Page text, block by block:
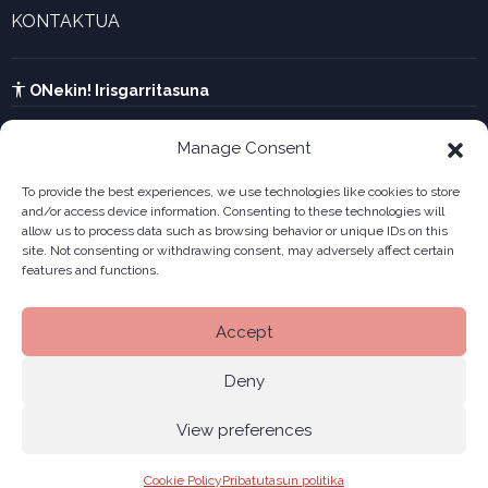
Manage Consent
To provide the best experiences, we use technologies like cookies to store
and/or access device information. Consenting to these technologies will
allow us to process data such as browsing behavior or unique IDs on this
site. Not consenting or withdrawing consent, may adversely affect certain
features and functions.
Accept
Deny
View preferences
Cookie PolicyPribatutasun politika
UTA kalkulagailua
KONTAKTUA
ONekin! Irisgarritasuna